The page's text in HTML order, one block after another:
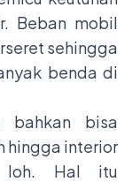
Beban mobil
sehingga
benda di
bisa
hingga interior
loh. Hal itu